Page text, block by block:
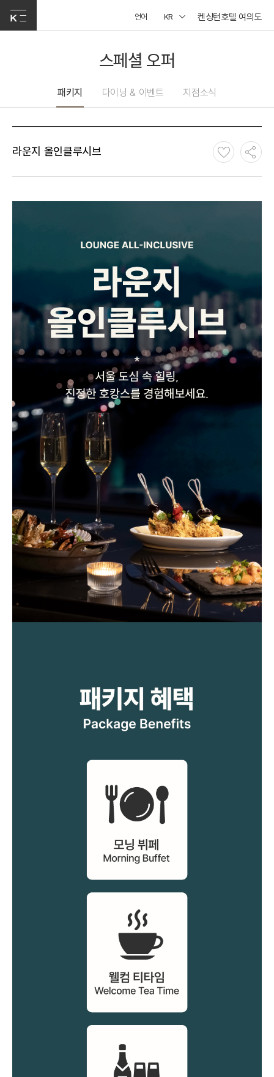
언어 KR 켄싱턴호텔 여의도
스페셜 오퍼
패키지 다이닝 & 이벤트 지점소식
라운지 올인클루시브